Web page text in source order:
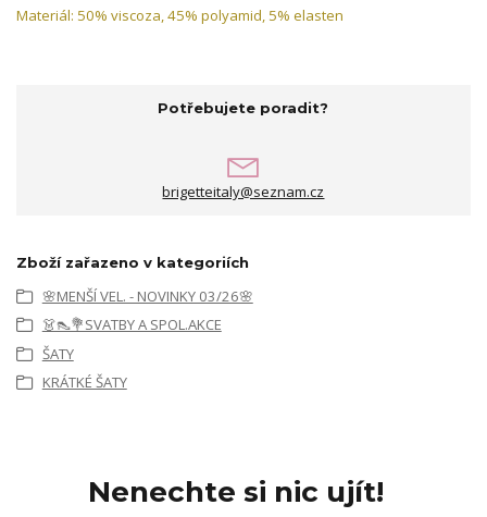
Materiál: 50% viscoza, 45% polyamid, 5% elasten
Potřebujete poradit?
brigetteitaly@seznam.cz
Zboží zařazeno v kategoriích
🌸MENŠÍ VEL. - NOVINKY 03/26🌸
👗👠💐SVATBY A SPOL.AKCE
ŠATY
KRÁTKÉ ŠATY
Nenechte si nic ujít!